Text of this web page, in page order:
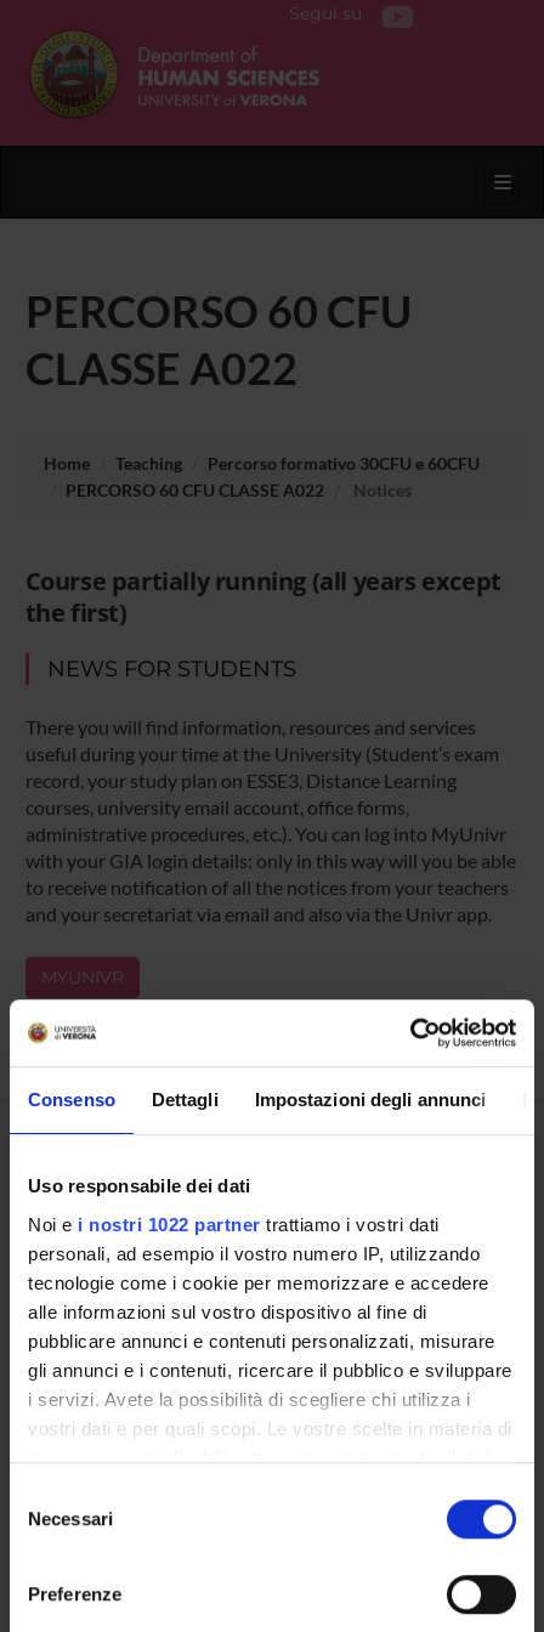
Consenso Dettagli Impostazioni degli annunci
Uso responsabile dei dati
Noi e i nostri 1022 partner trattiamo i vostri dati
personali, ad esempio il vostro numero IP, utilizzando
tecnologie come i cookie per memorizzare e accedere
alle informazioni sul vostro dispositivo al fine di
pubblicare annunci e contenuti personalizzati, misurare
gli annunci e i contenuti, ricercare il pubblico e sviluppare
i servizi. Avete la possibilità di scegliere chi utilizza i
vostri dati e per quali scopi. Le vostre scelte in materia di
privacy sono applicabili solo su questa proprietà digitale
modificare o revocare il proprio consenso in qualsiasi
momento dalla Dichiarazione sui cookie o facendo clic
delNecessari
Preferenze
Segui su
PERCORSO 60 CFU
CLASSE A022
Home Teaching
Percorso formativo 30CFU e 60CFU
PERCORSO 60 CFU CLASSE A022
Notices
Course partially running (all years except
the first)
NEWS FOR STUDENTS
There you will find information, resources and services
useful during your time at the University (Student’s exam
record, your study plan on ESSE3, Distance Learning
courses, university email account, office forms,
administrative procedures, etc.). You can log into MyUnivr
with your GIA login details: only in this way will you be able
to receive notification of all the notices from your teachers
and your secretariat via email and also via the Univr app.
MYUNIVR
Academic Calendar
Lesson timetable
Degree Programme
Exam calendar
Notices
Thesis and internship proposals
Governing bodies
Faculty staff
COURSES
PHD PROGRAMMES AND POSTGRADUATE